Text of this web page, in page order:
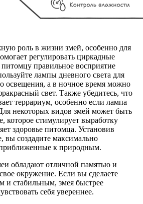
роль в жизни змей, особенно для
регулировать циркадные
правильное восприятие
лампы дневного света для
освещения, а в ночное время можно
свет. Также убедитесь, что
террариум, особенно если лампа
некоторых видов змей может быть
которое стимулирует выработку
здоровье питомца. Установив
вы создадите максимально
к природным.
обладают отличной памятью и
окружение. Если вы сделаете
и стабильным, змея быстрее
себя увереннее.